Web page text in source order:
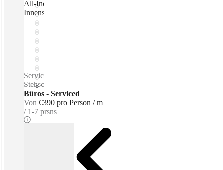
All-Inclusive Team Offices – direkt an der Zeil, Frankfurt
Innenstadt ✅, Frankfurt, 60313
Serviced büros / Private büros / Tee & Kaffee zum Kauf -
Stehschreibtische - Besprechungsräume - Rollstuhlgerecht
Büros - Serviced
Von €390 pro Person / m
1-7 prsns